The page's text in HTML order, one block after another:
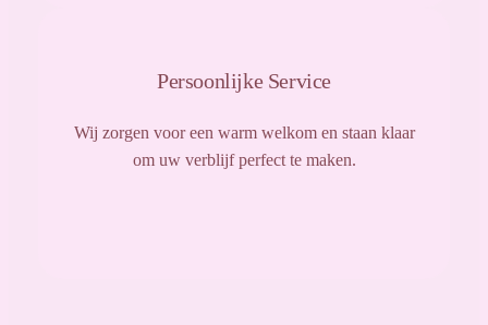
Persoonlijke Service
Wij zorgen voor een warm welkom en staan klaar
om uw verblijf perfect te maken.